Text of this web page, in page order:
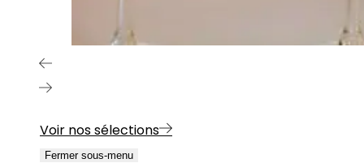
Voir nos sélections
Fermer sous-menu